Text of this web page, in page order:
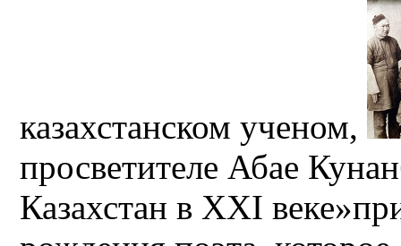
казахстанском ученом,
просветителе Абае
Казахстан в XXI